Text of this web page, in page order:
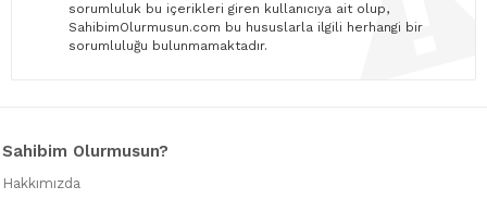
sorumluluk bu içerikleri giren kullanıcıya ait olup,
SahibimOlurmusun.com bu hususlarla ilgili herhangi bir
sorumluluğu bulunmamaktadır.
Sahibim Olurmusun?
Hakkımızda